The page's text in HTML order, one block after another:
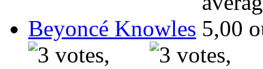
Beyoncé Knowles